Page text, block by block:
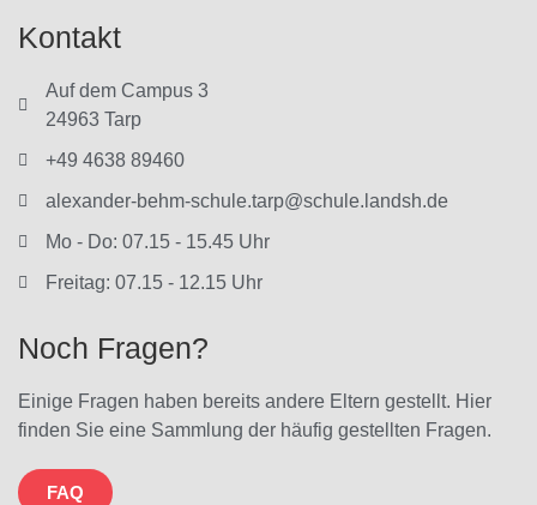
Kontakt
Auf dem Campus 3
24963 Tarp
+49 4638 89460
alexander-behm-schule.tarp@schule.landsh.de
Mo - Do: 07.15 - 15.45 Uhr
Freitag: 07.15 - 12.15 Uhr
Noch Fragen?
Einige Fragen haben bereits andere Eltern gestellt. Hier
finden Sie eine Sammlung der häufig gestellten Fragen.
FAQ